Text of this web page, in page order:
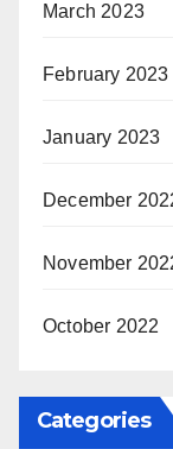
March 2023
February 2023
January 2023
December
November
October 2022
Categories